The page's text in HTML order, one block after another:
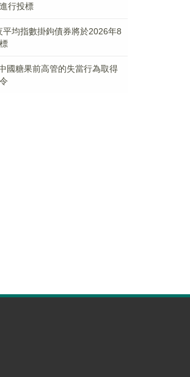
行投標
平均指數掛鉤債券將於2026年8
國糖果前高管的失當行為取得